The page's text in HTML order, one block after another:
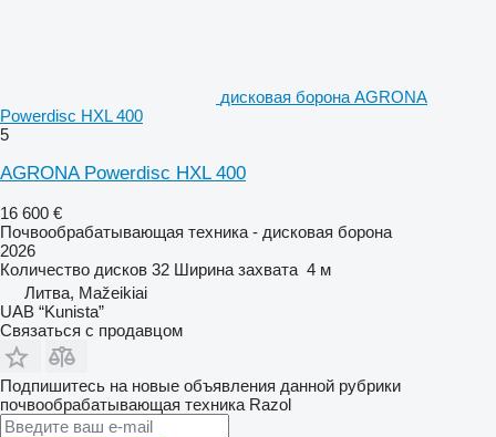
дисковая борона AGRONA
Powerdisc HXL 400
5
AGRONA Powerdisc HXL 400
16 600 €
Почвообрабатывающая техника - дисковая борона
2026
Количество дисков 32 Ширина захвата 4 м
Литва, Mažeikiai
UAB “Kunista”
Связаться с продавцом
Подпишитесь на новые объявления данной рубрики
почвообрабатывающая техника Razol